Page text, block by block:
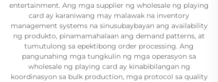
entertainment. Ang mga supplier ng wholesale ng playing
card ay karaniwang may malawak na inventory
management systems na sinusubaybayan ang availability
ng produkto, pinamamahalaan ang demand patterns, at
tumutulong sa epektibong order processing. Ang
pangunahing mga tungkulin ng mga operasyon sa
wholesale ng playing card ay kinabibilangan ng
koordinasyon sa bulk production, mga protocol sa quality